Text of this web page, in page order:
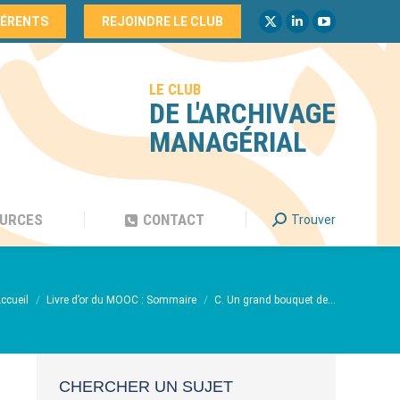
REJOINDRE LE CLUB
La
page
s'ouvre
dans
une
nouvelle
fenêtre
La
page
LinkedIn
s'ouvre
dans
une
fenêtre
La
page
YouTube
s'ouvre
dans
une
LE CLUB
DE L'ARCHIVAGE
MANAGÉRIAL
CONTACT
Recherche
:
Trouver
êtes ici :
Livre d’or du MOOC : Sommaire C. Un grand bouquet de…
CHERCHER UN SUJET
CONTACT
Recherche
Trouver